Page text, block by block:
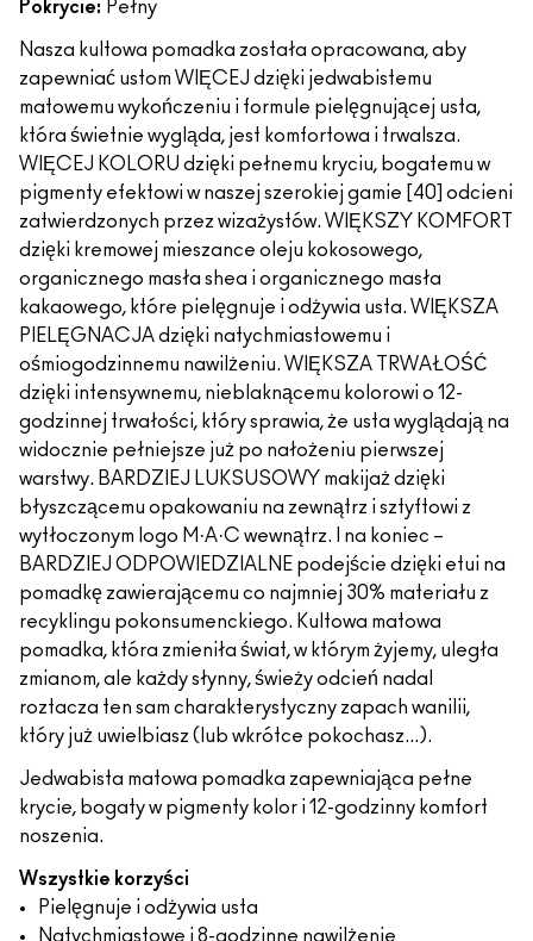
Pokrycie: Pełny
Nasza kultowa pomadka została opracowana, aby
zapewniać ustom WIĘCEJ dzięki jedwabistemu
matowemu wykończeniu i formule pielęgnującej usta,
która świetnie wygląda, jest komfortowa i trwalsza.
WIĘCEJ KOLORU dzięki pełnemu kryciu, bogatemu w
pigmenty efektowi w naszej szerokiej gamie [40] odcieni
zatwierdzonych przez wizażystów. WIĘKSZY KOMFORT
dzięki kremowej mieszance oleju kokosowego,
organicznego masła shea i organicznego masła
kakaowego, które pielęgnuje i odżywia usta. WIĘKSZA
PIELĘGNACJA dzięki natychmiastowemu i
ośmiogodzinnemu nawilżeniu. WIĘKSZA TRWAŁOŚĆ
dzięki intensywnemu, nieblaknącemu kolorowi o 12-
godzinnej trwałości, który sprawia, że usta wyglądają na
widocznie pełniejsze już po nałożeniu pierwszej
warstwy. BARDZIEJ LUKSUSOWY makijaż dzięki
błyszczącemu opakowaniu na zewnątrz i sztyftowi z
wytłoczonym logo M·A·C wewnątrz. I na koniec –
BARDZIEJ ODPOWIEDZIALNE podejście dzięki etui na
pomadkę zawierającemu co najmniej 30% materiału z
recyklingu pokonsumenckiego. Kultowa matowa
pomadka, która zmieniła świat, w którym żyjemy, uległa
zmianom, ale każdy słynny, świeży odcień nadal
roztacza ten sam charakterystyczny zapach wanilii,
który już uwielbiasz (lub wkrótce pokochasz...).
Jedwabista matowa pomadka zapewniająca pełne
krycie, bogaty w pigmenty kolor i 12-godzinny komfort
noszenia.
Wszystkie korzyści
Pielęgnuje i odżywia usta
Natychmiastowe i 8-godzinne nawilżenie